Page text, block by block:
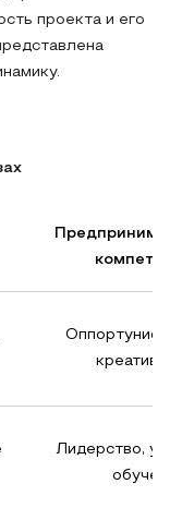
проекта и его
Лидерство,